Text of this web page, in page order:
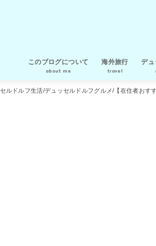
このブログについて
about me
運営者プロフィール
運営者情報・プライバシーポリシ
海外旅行
travel
イタリア
オランダ
ドイツ
ハンガリー
フランス
ベルギー
ルクセンブルク
ポルトガル
ギリシャ
チェコ
オーストリア
イギリス
スペイン
メキシコ
旅行の知恵
デュ
デュ
生活
ルドルフ生活 デュッセルドルフグルメ 【在住者おす